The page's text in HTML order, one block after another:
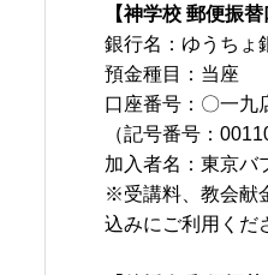
【神学校 郵便振替
銀行名：ゆうちょ
預金種目：当座
口座番号：〇一
（記号番号：
加入者名：東京バ
※受講料、教会献
込みにご利用くだ